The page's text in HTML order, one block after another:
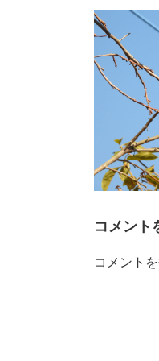
コメント
コメント